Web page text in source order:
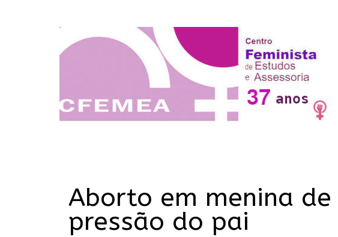
Aborto em menina
pressão do pai